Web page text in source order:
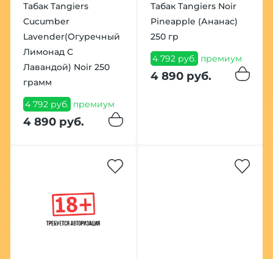
Табак Tangiers
Cucumber
Lavender(Огуречный
Лимонад С
Лавандой) Noir 250
грамм
4 792 руб. премиум
4 890 руб.
Табак Tangiers Noir
Pineapple (Ананас)
250 гр
4 792 руб. премиум
4 890 руб.